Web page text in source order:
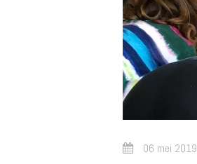
06 mei 2019